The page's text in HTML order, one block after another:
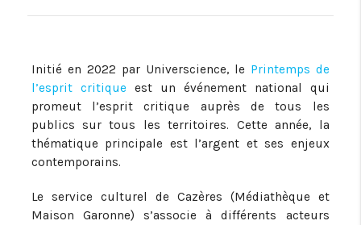
Initié en 2022 par Universcience, le Printemps de
l’esprit critique est un événement national qui
promeut l’esprit critique auprès de tous les
publics sur tous les territoires. Cette année, la
thématique principale est l’argent et ses enjeux
contemporains.
Le service culturel de Cazères (Médiathèque et
Maison Garonne) s’associe à différents acteurs